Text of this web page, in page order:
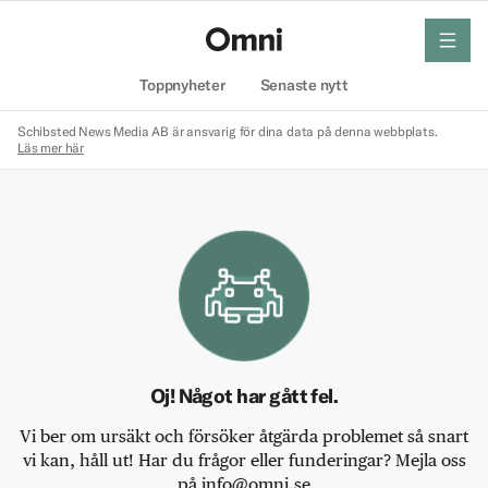
Toppnyheter Senaste nytt
meny
Schibsted News Media AB är ansvarig för dina data på denna webbplats.
Läs mer här
Oj! Något har gått fel.
Vi ber om ursäkt och försöker åtgärda problemet så snart
vi kan, håll ut! Har du frågor eller funderingar? Mejla oss